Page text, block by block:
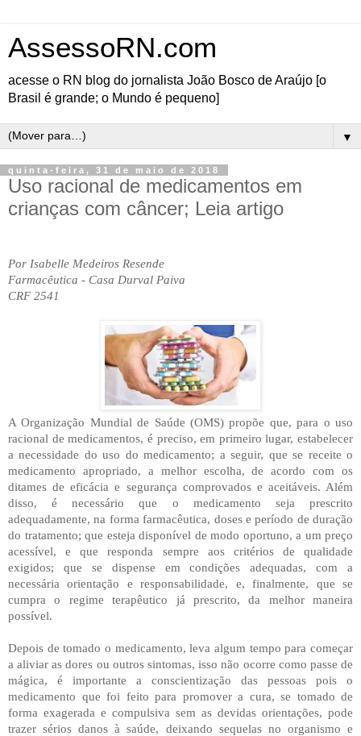
AssessoRN.com
acesse o RN blog do jornalista João Bosco de Araújo [o
Brasil é grande; o Mundo é pequeno]
▼
quinta-feira, 31 de maio de 2018
Uso racional de medicamentos em
crianças com câncer; Leia artigo
Por Isabelle Medeiros Resende
Farmacêutica - Casa Durval Paiva
CRF 2541
A Organização Mundial de Saúde (OMS) propõe que, para o uso
racional de medicamentos, é preciso, em primeiro lugar, estabelecer
a necessidade do uso do medicamento; a seguir, que se receite o
medicamento apropriado, a melhor escolha, de acordo com os
ditames de eficácia e segurança comprovados e aceitáveis. Além
disso, é necessário que o medicamento seja prescrito
adequadamente, na forma farmacêutica, doses e período de duração
do tratamento; que esteja disponível de modo oportuno, a um preço
acessível, e que responda sempre aos critérios de qualidade
exigidos; que se dispense em condições adequadas, com a
necessária orientação e responsabilidade, e, finalmente, que se
cumpra o regime terapêutico já prescrito, da melhor maneira
possível.
Depois de tomado o medicamento, leva algum tempo para começar
a aliviar as dores ou outros sintomas, isso não ocorre como passe de
mágica, é importante a conscientização das pessoas pois o
medicamento que foi feito para promover a cura, se tomado de
forma exagerada e compulsiva sem as devidas orientações, pode
trazer sérios danos à saúde, deixando sequelas no organismo e